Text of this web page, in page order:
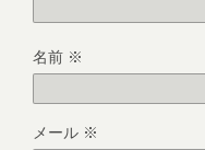
名前 ※
メール ※